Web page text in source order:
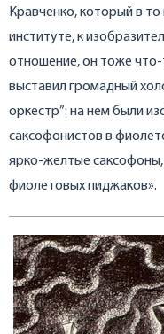
Кравченко, который в
институте, к
отношение, он тоже
выставил громадный
оркестр”: на нем были
саксофонистов в
ярко-желтые
фиолетовых пиджаков».